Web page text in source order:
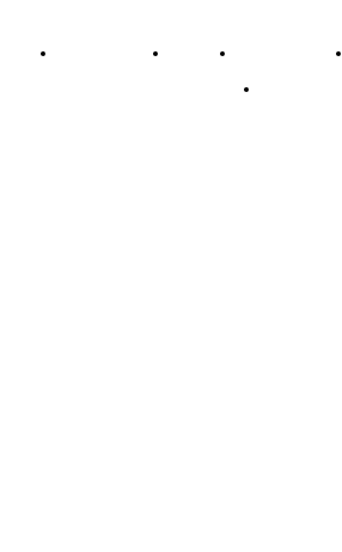
Profil Madu TV Redaksi Pedoman Siber